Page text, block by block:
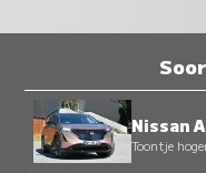
Nissan
Toontje